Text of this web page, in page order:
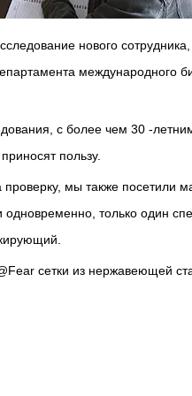
нового
международного
с более чем 30 -
пользу.
мы также посетили
только один
сетки из нержавеющей